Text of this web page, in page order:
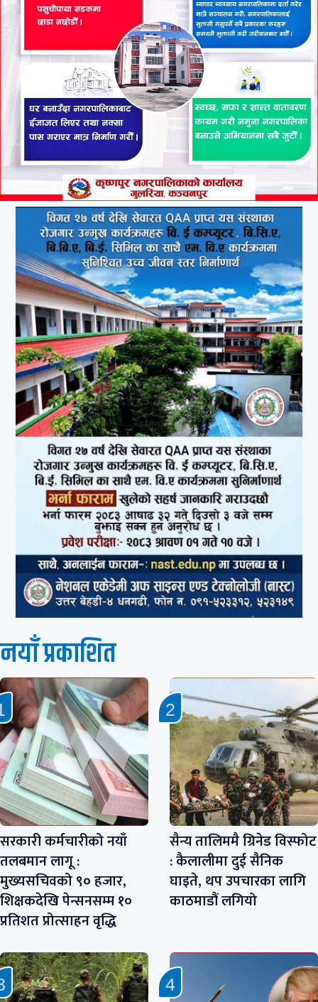
नयाँ प्रकाशित
सरकारी कर्मचारीको नयाँ
तलबमान लागू :
मुख्यसचिवको ९० हजार,
शिक्षकदेखि पेन्सनसम्म १०
प्रतिशत प्रोत्साहन वृद्धि
सैन्य तालिममै ग्रिनेड विस्फोट
: कैलालीमा दुई सैनिक
घाइते, थप उपचारका लागि
काठमाडौं लगियो